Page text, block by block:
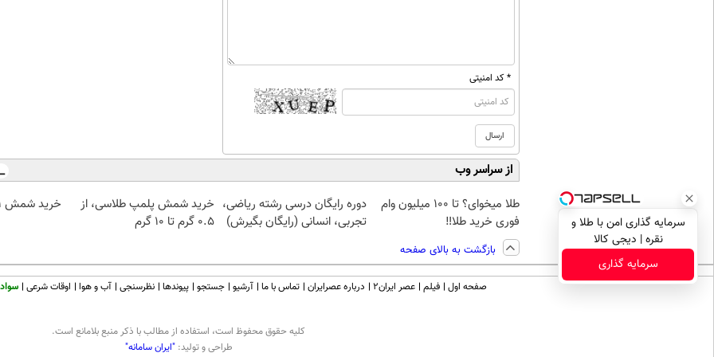
* کد امنیتی
از سراسر وب
طلا میخوای؟ تا 100 میلیون وام
فوری خرید طلا‼️
دوره رایگان درسی رشته ریاضی،
تجربی، انسانی (رایگان بگیرش)
خرید شمش پلمپ طلاسی، از
۰.۵ گرم تا ۱۰ گرم
خرید شمش 1 گرمی از طلاسی
بازگشت به بالای صفحه
سرمایه گذاری امن با طلا و
نقره | دیجی کالا
سرمایه گذاری
صفحه اول فیلم عصر ایران۲ درباره عصرایران تماس با ما آرشیو جستجو پیوندها نظرسنجی آب و هوا اوقات شرعی
كليه حقوق محفوظ است، استفاده از مطالب با ذكر منبع بلامانع است.
طراحی و تولید:"ایران سامانه"